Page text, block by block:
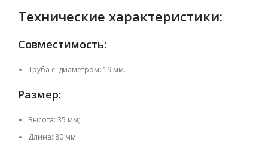
Технические характеристики:
Совместимость:
Труба с диаметром: 19 мм.
Размер:
Высота: 35 мм;
Длина: 80 мм.